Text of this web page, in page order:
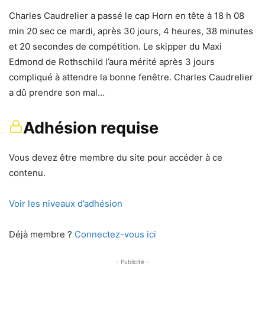
Charles Caudrelier a passé le cap Horn en tête à 18 h 08
min 20 sec ce mardi, après 30 jours, 4 heures, 38 minutes
et 20 secondes de compétition. Le skipper du Maxi
Edmond de Rothschild l’aura mérité après 3 jours
compliqué à attendre la bonne fenêtre. Charles Caudrelier
a dû prendre son mal…
Adhésion requise
Vous devez être membre du site pour accéder à ce
contenu.
Voir les niveaux d’adhésion
Déjà membre ? Connectez-vous ici
- Publicité -